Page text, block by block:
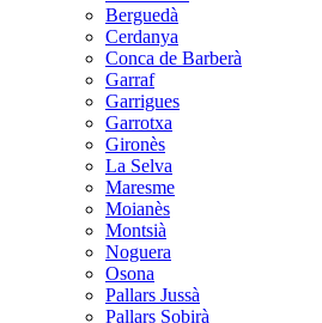
Berguedà
Cerdanya
Conca de Barberà
Garraf
Garrigues
Garrotxa
Gironès
La Selva
Maresme
Moianès
Montsià
Noguera
Osona
Pallars Jussà
Pallars Sobirà